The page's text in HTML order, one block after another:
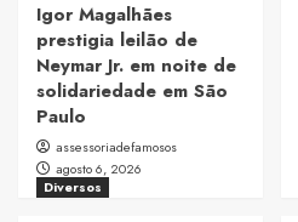
Igor Magalhães
prestigia leilão de
Neymar Jr. em noite de
solidariedade em São
Paulo
assessoriadefamosos
agosto 6, 2026
Diversos